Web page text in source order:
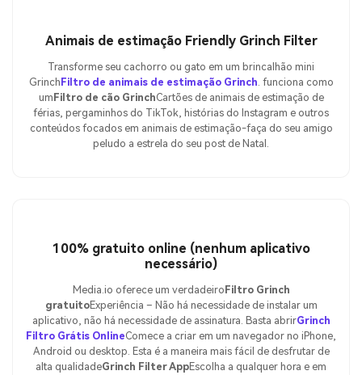
Animais de estimação Friendly Grinch Filter
Transforme seu cachorro ou gato em um brincalhão mini
Grinch Filtro de animais de estimação Grinch. funciona como
um Filtro de cão GrinchCartões de animais de estimação de
férias, pergaminhos do TikTok, histórias do Instagram e outros
conteúdos focados em animais de estimação-faça do seu amigo
peludo a estrela do seu post de Natal.
100% gratuito online (nenhum aplicativo
necessário)
Media.io oferece um verdadeiro Filtro Grinch
gratuitoExperiência – Não há necessidade de instalar um
aplicativo, não há necessidade de assinatura. Basta abrirGrinch
Filtro Grátis OnlineComece a criar em um navegador no iPhone,
Android ou desktop. Esta é a maneira mais fácil de desfrutar de
alta qualidadeGrinch Filter AppEscolha a qualquer hora e em